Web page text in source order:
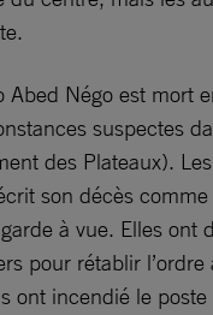
Abed Négo est mort
suspectes
des Plateaux).
son décès
à vue. Elles ont
pour rétablir
ont incendié le